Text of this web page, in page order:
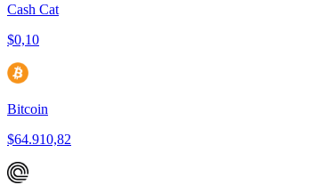
Cash Cat
$0,10
Bitcoin
$64.910,82